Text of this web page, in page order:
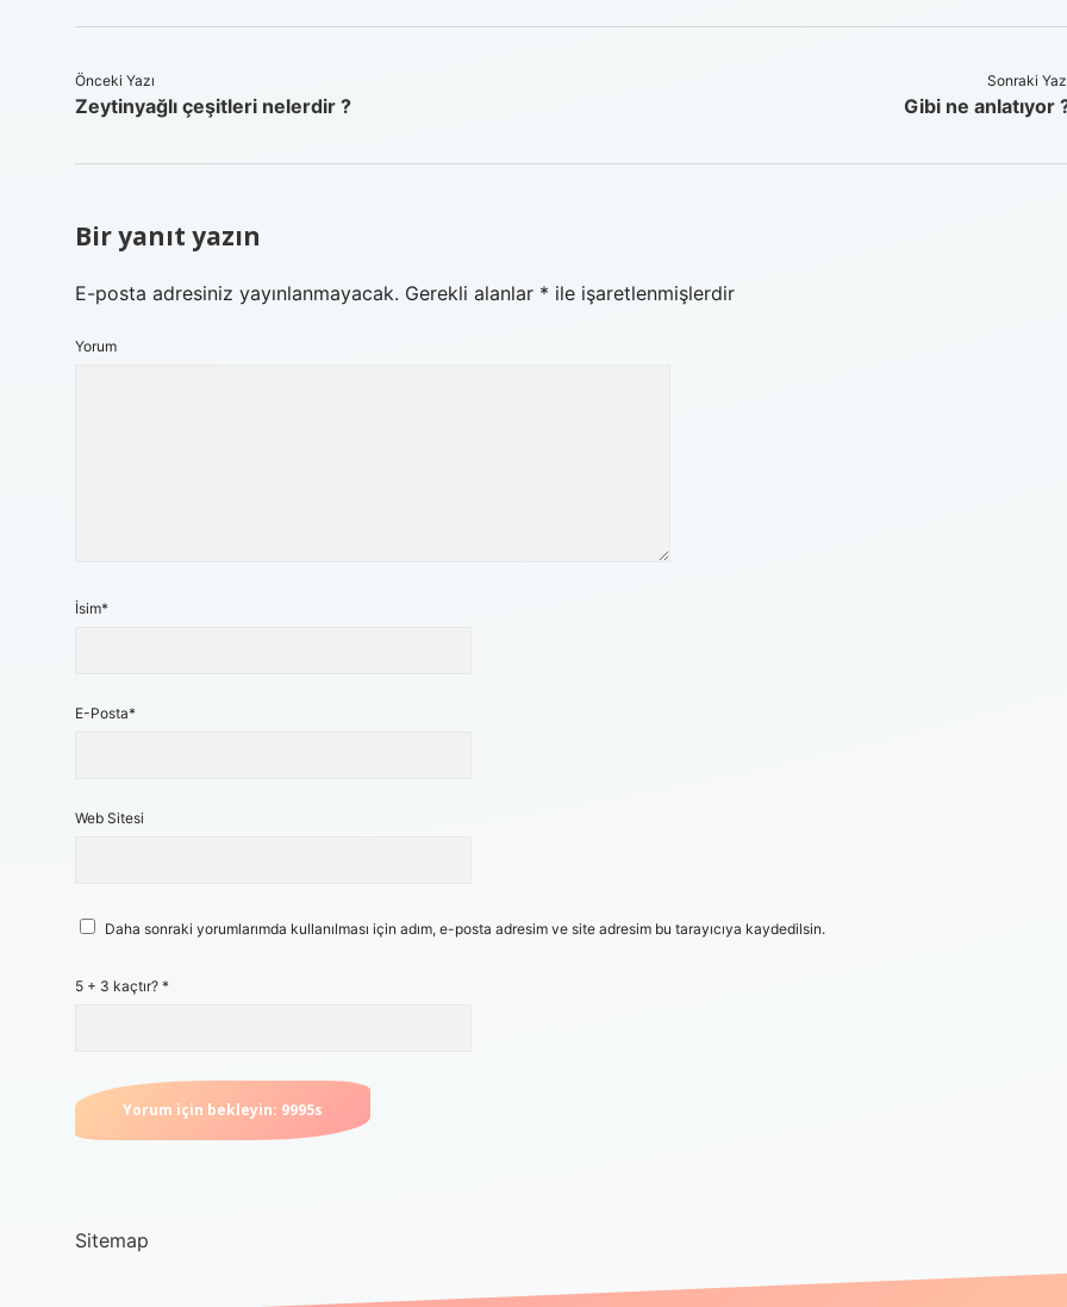
Önceki Yazı
Zeytinyağlı çeşitleri nelerdir ?
Sonraki
Gibi ne anlatıyor
Bir yanıt yazın
E-posta adresiniz yayınlanmayacak. Gerekli alanlar * ile işaretlenmişlerdir
Yorum
İsim*
E-Posta*
Web Sitesi
Daha sonraki yorumlarımda kullanılması için adım, e-posta adresim ve site adresim bu tarayıcıya kaydedilsin.
5 + 3 kaçtır? *
Sitemap